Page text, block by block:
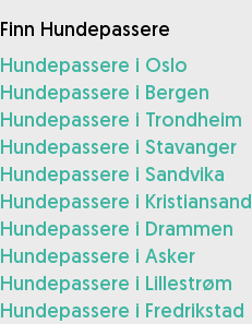
Finn Hundepassere
Hundepassere i Oslo
Hundepassere i Bergen
Hundepassere i Trondheim
Hundepassere i Stavanger
Hundepassere i Sandvika
Hundepassere i Kristiansand
Hundepassere i Drammen
Hundepassere i Asker
Hundepassere i Lillestrøm
Hundepassere i Fredrikstad